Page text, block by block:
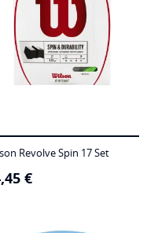
Revolve Spin 17 Set
€